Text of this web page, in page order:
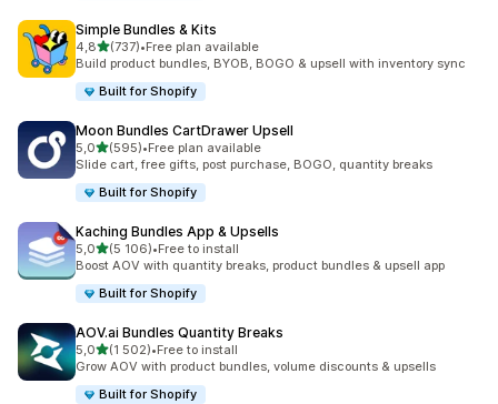
Simple Bundles & Kits
4,8av 5 stjerner
(737)
Totalt 737 omtaler
•Free plan available
Build product bundles, BYOB, BOGO & upsell with inventory sync
Built for Shopify
Moon Bundles CartDrawer Upsell
5,0av 5 stjerner
(595)
Totalt 595 omtaler
•Free plan available
Slide cart, free gifts, post purchase, BOGO, quantity breaks
Built for Shopify
Kaching Bundles App & Upsells
5,0av 5 stjerner
(5 106)
Totalt 5106 omtaler
•Free to install
Boost AOV with quantity breaks, product bundles & upsell app
Built for Shopify
AOV.ai Bundles Quantity Breaks
5,0av 5 stjerner
(1 502)
Totalt 1502 omtaler
•Free to install
Grow AOV with product bundles, volume discounts & upsells
Built for Shopify